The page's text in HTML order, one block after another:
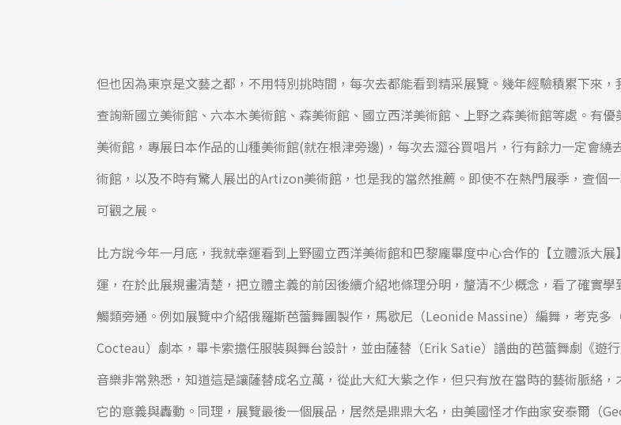
但也因為東京是文藝之都，不用特別挑時間，每次去都能看到精采展覽。幾年經驗積累下來，
查詢新國立美術館、六本木美術館、森美術館、國立西洋美術館、上野之森美術館等處。有優
美術館，專展日本作品的山種美術館(就在根津旁邊)，每次去澀谷買唱片，行有餘力一定會繞
術館，以及不時有驚人展出的Artizon美術館，也是我的當然推薦。即使不在熱門展季，查個
可觀之展。
比方說今年一月底，我就幸運看到上野國立西洋美術館和巴黎龐畢度中心合作的【立體派大展
運，在於此展規畫清楚，把立體主義的前因後續介紹地條理分明，釐清不少概念，看了確實學
觸類旁通。例如展覽中介紹俄羅斯芭蕾舞團製作，馬歇尼（Leonide Massine）編舞，考克多
Cocteau）劇本，畢卡索擔任服裝與舞台設計，並由薩替（Erik Satie）譜曲的芭蕾舞劇《遊
音樂非常熟悉，知道這是讓薩替成名立萬，從此大紅大紫之作，但只有放在當時的藝術脈絡，
它的意義與轟動。同理，展覽最後一個展品，居然是鼎鼎大名，由美國怪才作曲家安泰爾（